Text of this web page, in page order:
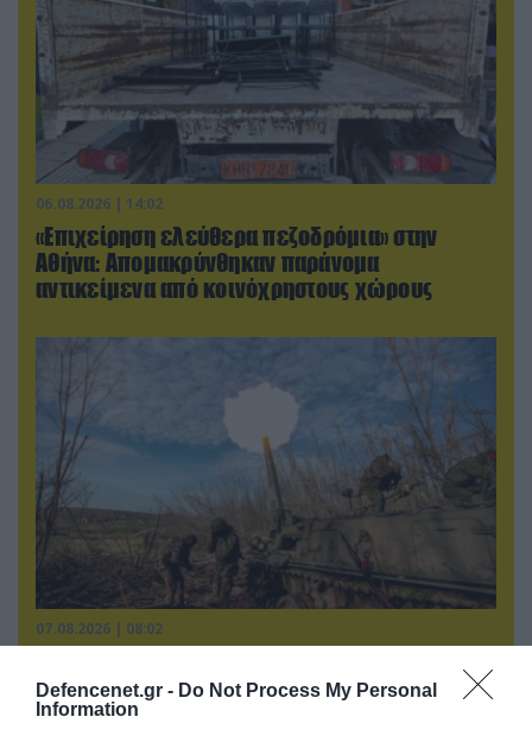
Defencenet.gr - Do Not Process My Personal
Information
06.08.2026 | 14:02
«Επιχείρηση ελεύθερα πεζοδρόμια» στην
Αθήνα: Απομακρύνθηκαν παράνομα
αντικείμενα από κοινόχρηστους χώρους
07.08.2026 | 08:02
από Σλαβιάνσκ και Κραματόρσκ στο Ντονέτσκ